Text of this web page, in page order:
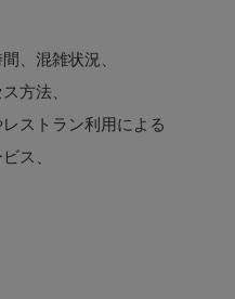
、混雑状況、
方法、
ストラン利用による
ス、